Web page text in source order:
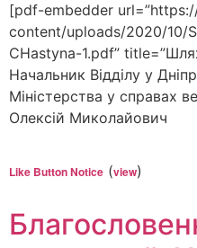
[pdf-embedder
content/uploads/2020/10/
CHastyna-1.pdf”
Начальник Відділу у
Міністерства у справах
Олексій Миколайович
Like Button Notice (view)